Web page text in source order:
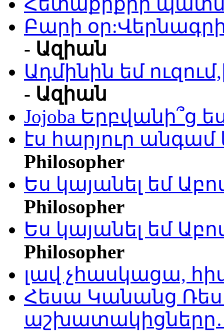
Բարի
- Ազիան
Ադմինին եմ
- Ազիան
Jojoba Երբվանի՞ց
էս հարյուր
Philosopher
Ես կայանել եմ
Philosopher
Ես կայանել եմ
Philosopher
լավ չհասկացա,
Հեսա Կանանց